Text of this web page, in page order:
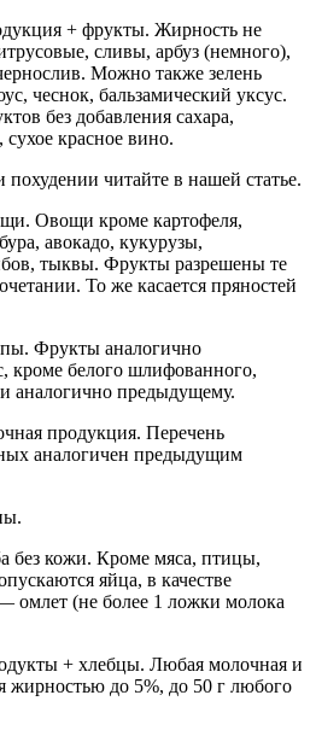
+ фрукты. Жирность не
сливы, арбуз (немного),
Можно также зелень
чеснок, бальзамический уксус.
без добавления сахара,
сухое красное вино.
читайте в нашей статье.
Овощи кроме картофеля,
авокадо, кукурузы,
тыквы. Фрукты разрешены те
То же касается пряностей
Фрукты аналогично
белого шлифованного,
аналогично предыдущему.
продукция. Перечень
аналогичен предыдущим
без кожи. Кроме мяса, птицы,
яйца, в качестве
омлет (не более 1 ложки молока
+ хлебцы. Любая молочная и
жирностью до 5%, до 50 г любого